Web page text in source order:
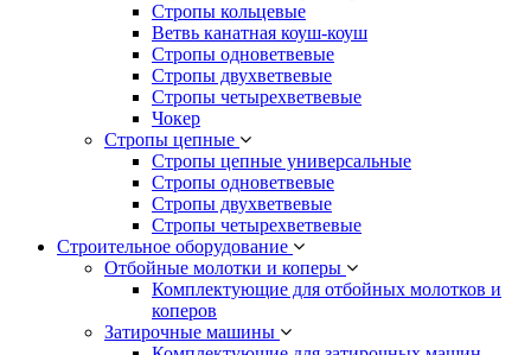
Стропы кольцевые
Ветвь канатная коуш-коуш
Стропы одноветвевые
Стропы двухветвевые
Стропы четырехветвевые
Чокер
Стропы цепные
Стропы цепные универсальные
Стропы одноветвевые
Стропы двухветвевые
Стропы четырехветвевые
Строительное оборудование
Отбойные молотки и коперы
Комплектующие для отбойных молотков и
коперов
Затирочные машины